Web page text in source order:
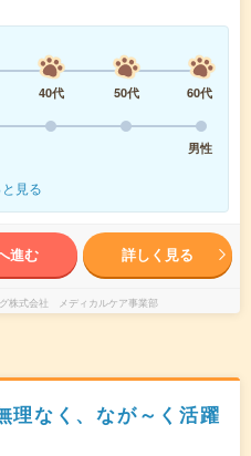
40代 50代
60代
男性
見る
進む 詳しく見る
株式会社 メディカルケア事業部
なく、なが～く活躍